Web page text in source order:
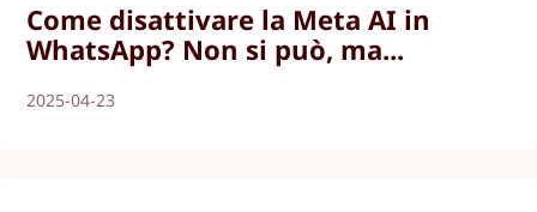
Come disattivare la Meta AI in
WhatsApp? Non si può, ma...
2025-04-23